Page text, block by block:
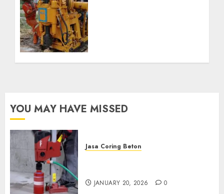
YOU MAY HAVE MISSED
Jasa Coring Beton
JANUARY 20, 2026 0